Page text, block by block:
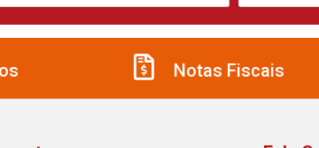
Notas Fiscais